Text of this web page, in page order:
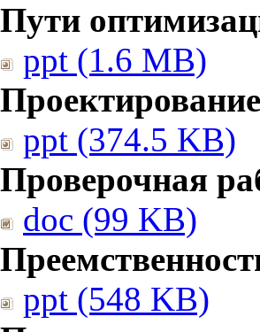
Пути
ppt (1.6 MB)
ppt (374.5 KB)
Проверочная
doc (99 KB)
ppt (548 KB)